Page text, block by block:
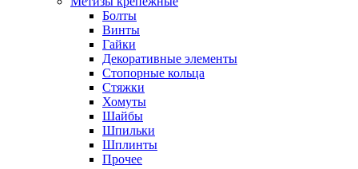
Болты
Винты
Гайки
Декоративные элементы
Стопорные кольца
Стяжки
Хомуты
Шайбы
Шпильки
Шплинты
Прочее